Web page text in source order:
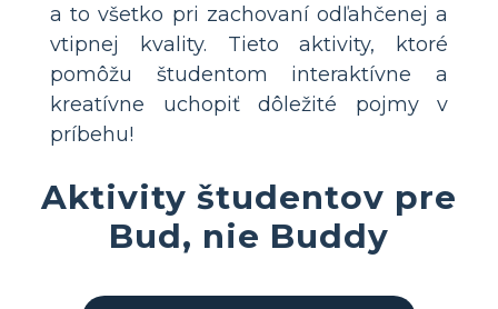
a to všetko pri zachovaní odľahčenej a
vtipnej kvality. Tieto aktivity, ktoré
pomôžu študentom interaktívne a
kreatívne uchopiť dôležité pojmy v
príbehu!
Aktivity študentov pre
Bud, nie Buddy